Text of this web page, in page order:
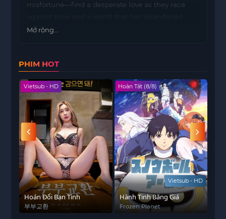
misfortune—find a desperate love as they race
them.
Mở rộng...
PHIM HOT
Vietsub - HD
Hoán Đổi Bạn Tình
부부교환
Vietsub - HD
Hoàn Tất (8/8)
Hành Tinh Băng Giá
Frozen Planet